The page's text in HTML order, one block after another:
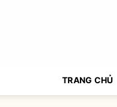
TRANG CHỦ